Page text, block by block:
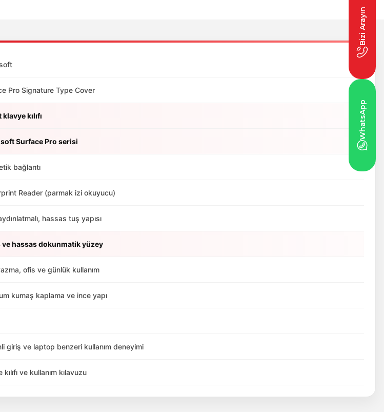
Pro Signature Type Cover
kılıfı
Surface Pro serisi
bağlantı
Reader (parmak izi okuyucu)
hassas tuş yapısı
ve hassas dokunmatik yüzey
ofis ve günlük kullanım
kumaş kaplama ve ince yapı
giriş ve laptop benzeri kullanım deneyimi
kılıfı ve kullanım kılavuzu
Bizi Arayın
WhatsApp